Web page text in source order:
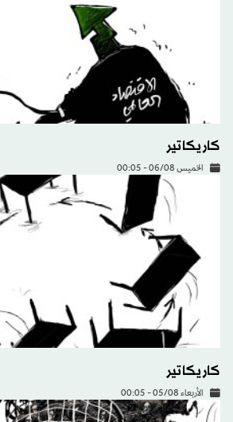
كاريكاتير
الخميس 06/08 - 00:05
كاريكاتير
الأربعاء 05/08 - 00:05